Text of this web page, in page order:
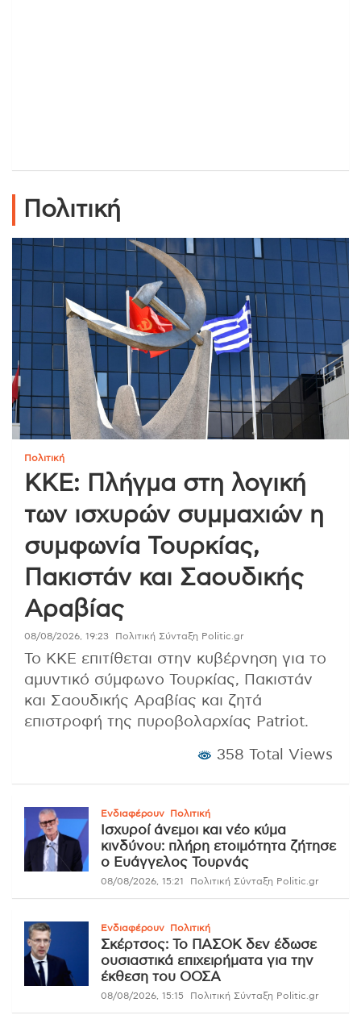
Πολιτική
Πολιτική
ΚΚΕ: Πλήγμα στη λογική
των ισχυρών συμμαχιών η
συμφωνία Τουρκίας,
Πακιστάν και Σαουδικής
Αραβίας
08/08/2026, 19:23 Πολιτική Σύνταξη Politic.gr
Το ΚΚΕ επιτίθεται στην κυβέρνηση για το
αμυντικό σύμφωνο Τουρκίας, Πακιστάν
και Σαουδικής Αραβίας και ζητά
επιστροφή της πυροβολαρχίας Patriot.
358 Total Views
Ενδιαφέρουν Πολιτική
Ισχυροί άνεμοι και νέο κύμα
κινδύνου: πλήρη ετοιμότητα ζήτησε
ο Ευάγγελος Τουρνάς
08/08/2026, 15:21 Πολιτική Σύνταξη Politic.gr
Ενδιαφέρουν Πολιτική
Σκέρτσος: Το ΠΑΣΟΚ δεν έδωσε
ουσιαστικά επιχειρήματα για την
έκθεση του ΟΟΣΑ
08/08/2026, 15:15 Πολιτική Σύνταξη Politic.gr